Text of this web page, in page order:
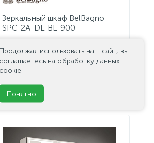
Зеркальный шкаф BelBagno
SPC-2A-DL-BL-900
Продолжая использовать наш сайт, вы
соглашаетесь на обработку данных
cookie.
Понятно